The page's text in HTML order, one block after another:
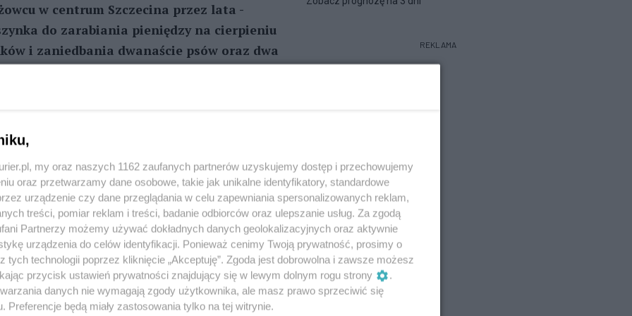
w centrum Szczecina przez lata -
do zarabiania pieniędzy na cierpieniu
i zaniedbania dwanaście psów oraz dwa
nad Zwierzętami, wsparci przez
wobec zwierząt. O przetrzymywaniu
TOZ powiadomiła szczecińska policja.
w którym odkryto pseudohodowlę.
że nieznośny odór wydobywający się z
a psy ujadały niemal nieustannie - opowiada
- Natomiast widok tego, w jakich warunkach
był porażający. Wszędzie mocz,
REKLAMA
my oraz naszych 1162 zaufanych partnerów uzyskujemy dostęp i przechowujemy
oraz przetwarzamy dane osobowe, takie jak unikalne identyfikatory, standardowe
urządzenie czy dane przeglądania w celu zapewniania spersonalizowanych reklam,
treści, pomiar reklam i treści, badanie odbiorców oraz ulepszanie usług. Za zgodą
Partnerzy możemy używać dokładnych danych geolokalizacyjnych oraz aktywnie
urządzenia do celów identyfikacji. Ponieważ cenimy Twoją prywatność, prosimy o
tych technologii poprzez kliknięcie „Akceptuję”. Zgoda jest dobrowolna i zawsze możesz
przycisk ustawień prywatności znajdujący się w lewym dolnym rogu strony
.
danych nie wymagają zgody użytkownika, ale masz prawo sprzeciwić się
Preferencje będą miały zastosowania tylko na tej witrynie.